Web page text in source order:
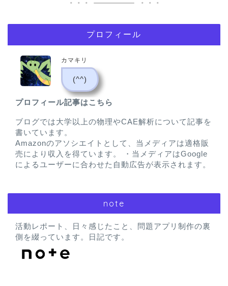
プロフィール
カマキリ
(^^)
プロフィール記事はこちら
ブログでは大学以上の物理やCAE解析について記事を
書いています。
Amazonのアソシエイトとして、当メディアは適格販
売により収入を得ています。 ・当メディアはGoogle
によるユーザーに合わせた自動広告が表示されます。
note
活動レポート、日々感じたこと、問題アプリ制作の裏
側を綴っています。日記です。